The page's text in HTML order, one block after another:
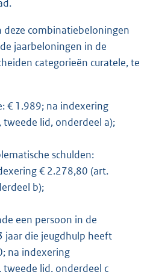
deze combinatiebeloningen
jaarbeloningen in de
categorieën curatele, te
€ 1.989; na indexering
lid, onderdeel a);
schulden:
€ 2.278,80 (art.
b);
een persoon in de
jaar die jeugdhulp heeft
na indexering
lid, onderdeel c